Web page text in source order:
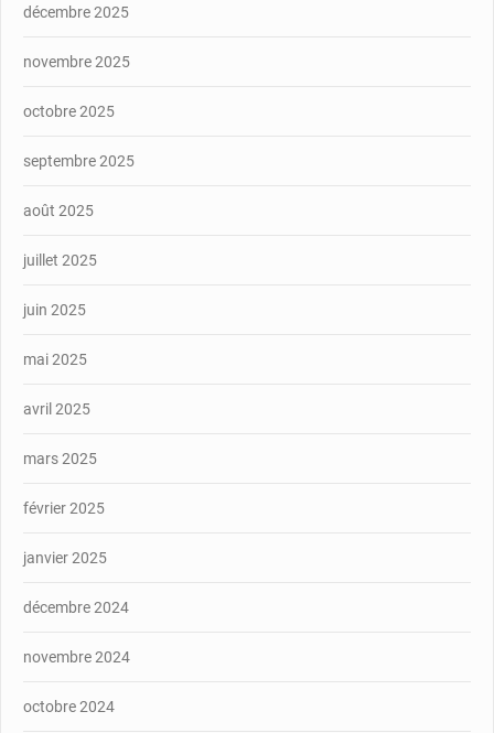
décembre 2025
novembre 2025
octobre 2025
septembre 2025
août 2025
juillet 2025
juin 2025
mai 2025
avril 2025
mars 2025
février 2025
janvier 2025
décembre 2024
novembre 2024
octobre 2024